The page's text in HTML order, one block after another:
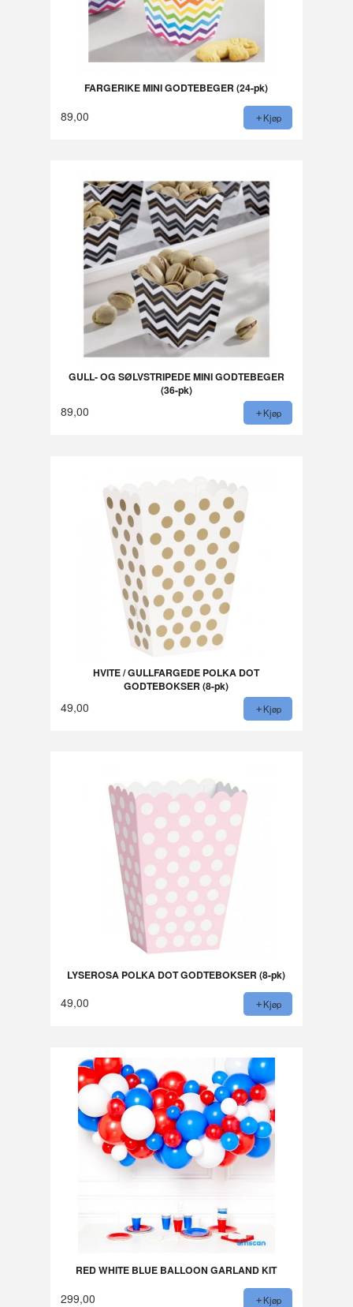
FARGERIKE MINI GODTEBEGER (24-pk)
89,00 Kjøp
GULL- OG SØLVSTRIPEDE MINI GODTEBEGER
(36-pk)
89,00 Kjøp
HVITE / GULLFARGEDE POLKA DOT
GODTEBOKSER (8-pk)
49,00 Kjøp
LYSEROSA POLKA DOT GODTEBOKSER (8-pk)
49,00 Kjøp
RED WHITE BLUE BALLOON GARLAND KIT
299,00 Kjøp